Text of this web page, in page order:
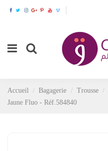
Accueil Bagagerie Trousse
Jaune Fluo - Réf.584840